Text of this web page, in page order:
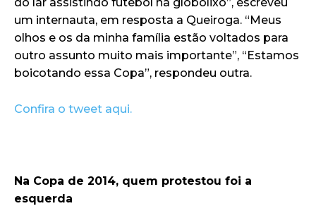
um internauta, em resposta a Queiroga. “Meus
olhos e os da minha família estão voltados para
outro assunto muito mais importante”, “Estamos
boicotando essa Copa”, respondeu outra.
Confira o tweet aqui.
Na Copa de 2014, quem protestou foi a
esquerda